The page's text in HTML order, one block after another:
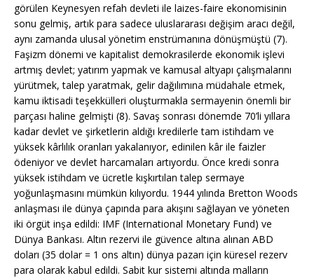
görülen Keynesyen refah devleti ile laizes-faire ekonomisinin
sonu gelmiş, artık para sadece uluslararası değişim aracı değil,
aynı zamanda ulusal yönetim enstrümanına dönüşmüştü (7).
Faşizm dönemi ve kapitalist demokrasilerde ekonomik işlevi
artmış devlet; yatırım yapmak ve kamusal altyapı çalışmalarını
yürütmek, talep yaratmak, gelir dağılımına müdahale etmek,
kamu iktisadi teşekkülleri oluşturmakla sermayenin önemli bir
parçası haline gelmişti (8). Savaş sonrası dönemde 70’li yıllara
kadar devlet ve şirketlerin aldığı kredilerle tam istihdam ve
yüksek kârlılık oranları yakalanıyor, edinilen kâr ile faizler
ödeniyor ve devlet harcamaları artıyordu. Önce kredi sonra
yüksek istihdam ve ücretle kışkırtılan talep sermaye
yoğunlaşmasını mümkün kılıyordu. 1944 yılında Bretton Woods
anlaşması ile dünya çapında para akışını sağlayan ve yöneten
iki örgüt inşa edildi: IMF (International Monetary Fund) ve
Dünya Bankası. Altın rezervi ile güvence altına alınan ABD
doları (35 dolar = 1 ons altın) dünya pazarı için küresel rezerv
para olarak kabul edildi. Sabit kur sistemi altında malların